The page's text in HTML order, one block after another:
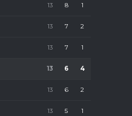
13 8 1
13 7 2
13 7 1
13 6 4
13 6 2
13 5 1